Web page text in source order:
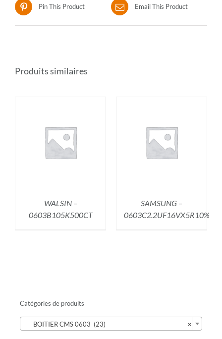
Pin This Product Email This Product
Produits similaires
WALSIN –
0603B105K500CT
AJOUTER AU PANIER
DÉTAILS
SAMSUNG –
0603C2.2UF16VX5R10%
Catégories de produits
×
BOITIER CMS 0603 (23)